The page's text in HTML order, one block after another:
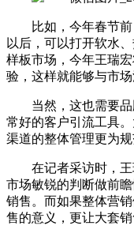
比如，今年春节
以后，可以打开软水
样板市场，今年王瑞
验，这样就能够与市
当然，这也需要
常好的客户引流工具
渠道的整体管理更为
在记者采访时，
市场敏锐的判断做前
销售。而如果整体营
售的意义，更让大套